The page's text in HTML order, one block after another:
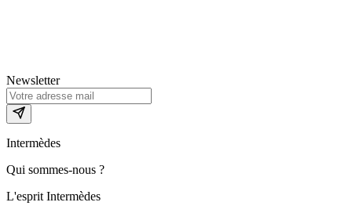
Newsletter
Intermèdes
Qui sommes-nous ?
L'esprit Intermèdes